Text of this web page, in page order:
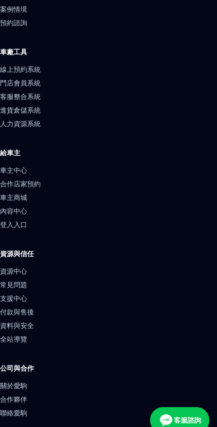
案例情境
預約諮詢
車廠工具
線上預約系統
門店會員系統
客服整合系統
進貨倉儲系統
人力資源系統
給車主
車主中心
合作店家預約
車主商城
內容中心
登入入口
資源與信任
資源中心
常見問題
支援中心
付款與售後
資料與安全
全站導覽
公司與合作
關於愛駒
合作夥伴
聯絡愛駒
LINE 客服諮詢